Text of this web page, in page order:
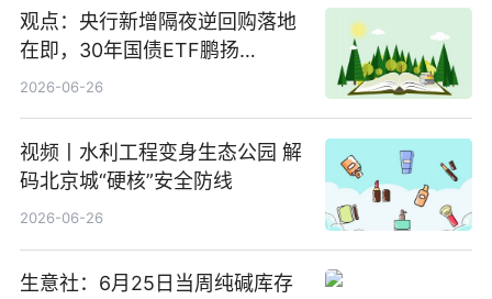
观点：央行新增隔夜逆回购落地
在即，30年国债ETF鹏扬
(511090) 盘中小幅上涨
2026-06-26
视频丨水利工程变身生态公园 解
码北京城“硬核”安全防线
2026-06-26
生意社：6月25日当周纯碱库存